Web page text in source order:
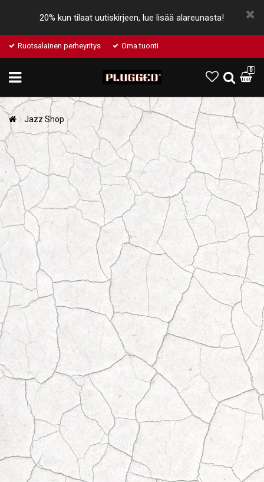
20% kun tilaat uutiskirjeen, lue lisää alareunasta!
Ruotsalainen perheyritys Oma tuonti
0
Jazz Shop